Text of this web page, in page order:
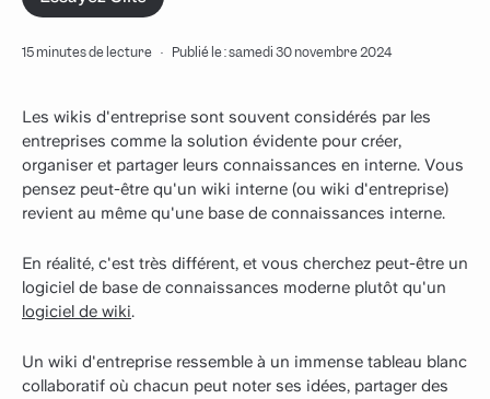
15 minutes de lecture · Publié le : samedi 30 novembre 2024
Les wikis d'entreprise sont souvent considérés par les
entreprises comme la solution évidente pour créer,
organiser et partager leurs connaissances en interne. Vous
pensez peut-être qu'un wiki interne (ou wiki d'entreprise)
revient au même qu'une base de connaissances interne.
En réalité, c'est très différent, et vous cherchez peut-être un
logiciel de base de connaissances moderne plutôt qu'un
logiciel de wiki.
Un wiki d'entreprise ressemble à un immense tableau blanc
collaboratif où chacun peut noter ses idées, partager des